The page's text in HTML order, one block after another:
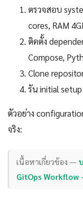
ตรวจสอบ
cores, RAM
ติดตั้ง
Compose,
Clone
รัน initial
ตัวอย่าง
จริง:
เนื้อหาเกี่ยวข้อง —
GitOps